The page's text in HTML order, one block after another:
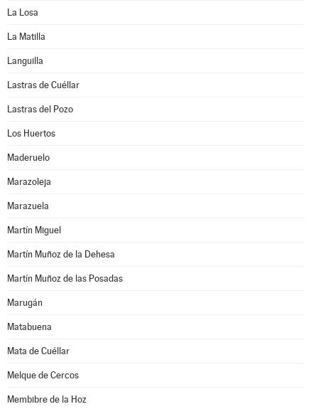
La Losa
La Matilla
Languilla
Lastras de Cuéllar
Lastras del Pozo
Los Huertos
Maderuelo
Marazoleja
Marazuela
Martín Miguel
Martín Muñoz de la Dehesa
Martín Muñoz de las Posadas
Marugán
Matabuena
Mata de Cuéllar
Melque de Cercos
Membibre de la Hoz